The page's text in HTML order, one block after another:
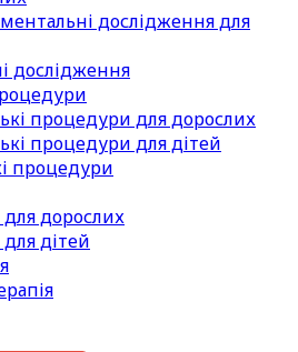
дослідження для
дослідження
процедури для дорослих
процедури для дітей
процедури
дорослих
дітей